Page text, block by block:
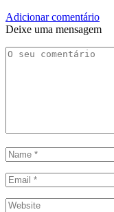
Adicionar comentário
Deixe uma mensagem